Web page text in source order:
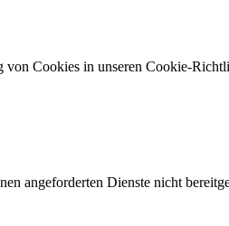
von Cookies in unseren Cookie-
angeforderten Dienste nicht